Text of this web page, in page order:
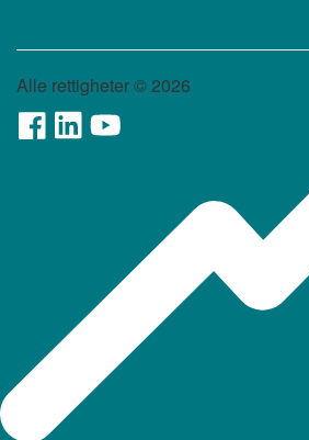
Alle rettigheter ©2026